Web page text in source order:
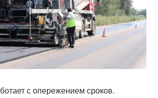
с опережением сроков.